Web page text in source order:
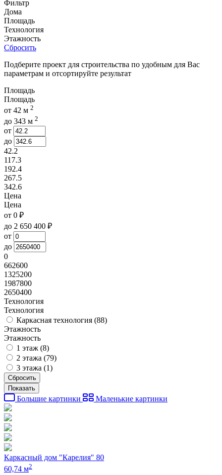
Фильтр
Дома
Площадь
Технология
Этажность
Сбросить
Подберите проект для строительства по удобным для Вас
параметрам и отсортируйте результат
Площадь
Площадь
от 42 м 2
до 343 м 2
от
до
42.2
117.3
192.4
267.5
342.6
Цена
Цена
от 0 ₽
до 2 650 400 ₽
от
до
0
662600
1325200
1987800
2650400
Технология
Технология
Каркасная технология (88)
Этажность
Этажность
1 этаж (8)
2 этажа (79)
3 этажа (1)
Большие картинки Маленькие картинки
Каркасный дом "Карелия" 80
60,74 м2